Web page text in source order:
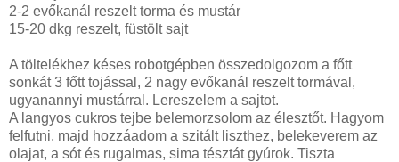
2-2 evőkanál reszelt torma és mustár
15-20 dkg reszelt, füstölt sajt
A töltelékhez késes robotgépben összedolgozom a főtt
sonkát 3 főtt tojással, 2 nagy evőkanál reszelt tormával,
ugyanannyi mustárral. Lereszelem a sajtot.
A langyos cukros tejbe belemorzsolom az élesztőt. Hagyom
felfutni, majd hozzáadom a szitált liszthez, belekeverem az
olajat, a sót és rugalmas, sima tésztát gyúrok. Tiszta